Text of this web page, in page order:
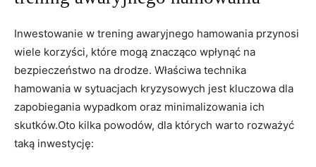
Inwestowanie ‍w trening awaryjnego hamowania ⁢przynosi
wiele korzyści, które​ mogą znacząco wpłynąć na
bezpieczeństwo na drodze. Właściwa technika
hamowania w sytuacjach kryzysowych‌ jest kluczowa dla
zapobiegania‌ wypadkom oraz minimalizowania ich
skutków.Oto kilka powodów, dla których warto rozważyć
taką inwestycję: